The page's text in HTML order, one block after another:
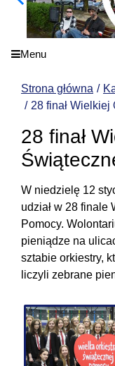
Menu
Strona główna
28 finał
28 finał
W niedzielę 12
udział w 28 finale
Pomocy.
pieniądze na
sztabie orkiestry,
liczyli zebrane